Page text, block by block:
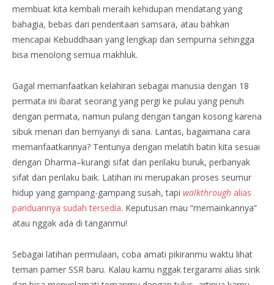
membuat kita kembali meraih kehidupan mendatang yang
bahagia, bebas dari penderitaan samsara, atau bahkan
mencapai Kebuddhaan yang lengkap dan sempurna sehingga
bisa menolong semua makhluk.
Gagal memanfaatkan kelahiran sebagai manusia dengan 18
permata ini ibarat seorang yang pergi ke pulau yang penuh
dengan permata, namun pulang dengan tangan kosong karena
sibuk menari dan bernyanyi di sana. Lantas, bagaimana cara
memanfaatkannya? Tentunya dengan melatih batin kita sesuai
dengan Dharma–kurangi sifat dan perilaku buruk, perbanyak
sifat dan perilaku baik. Latihan ini merupakan proses seumur
hidup yang gampang-gampang susah, tapi walkthrough alias
panduannya sudah tersedia. Keputusan mau “memainkannya”
atau nggak ada di tanganmu!
Sebagai latihan permulaan, coba amati pikiranmu waktu lihat
teman pamer SSR baru. Kalau kamu nggak tergarami alias sirik